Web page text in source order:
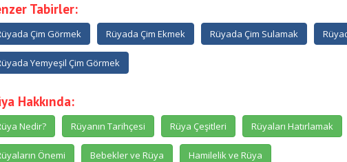
Tabirler:
Çim Görmek Rüyada Çim Ekmek Rüyada Çim Sulamak
Yemyeşil Çim Görmek
Hakkında:
Nedir? Rüyanın Tarihçesi Rüya Çeşitleri Rüyaları Hatırlamak
Önemi Bebekler ve Rüya Hamilelik ve Rüya